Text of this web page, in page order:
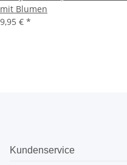
mit Blumen
9,95 € *
Kundenservice